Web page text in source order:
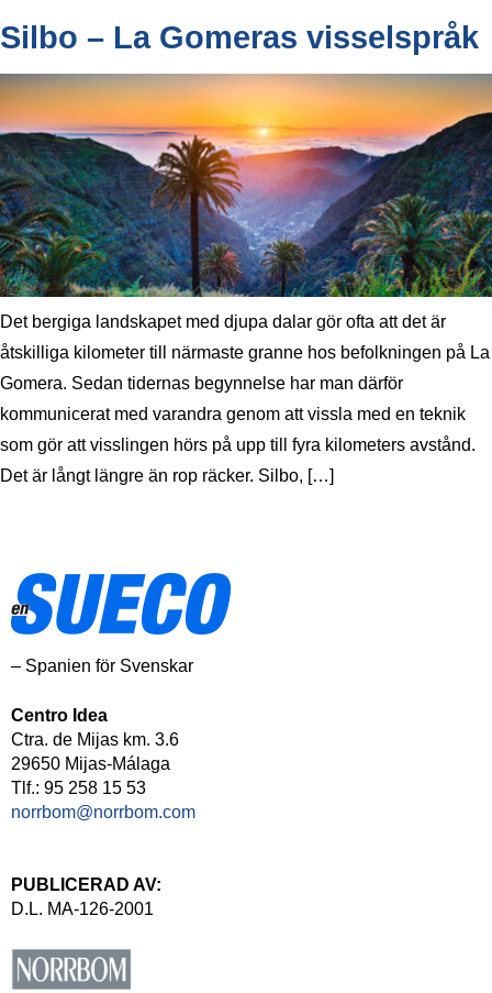
Silbo – La Gomeras visselspråk
Det bergiga landskapet med djupa dalar gör ofta att det är
åtskilliga kilometer till närmaste granne hos befolkningen på La
Gomera. Sedan tidernas begynnelse har man därför
kommunicerat med varandra genom att vissla med en teknik
som gör att visslingen hörs på upp till fyra kilometers avstånd.
Det är långt längre än rop räcker. Silbo, […]
– Spanien för Svenskar
Centro Idea
Ctra. de Mijas km. 3.6
29650 Mijas-Málaga
Tlf.: 95 258 15 53
norrbom@norrbom.com
PUBLICERAD AV:
D.L. MA-126-2001